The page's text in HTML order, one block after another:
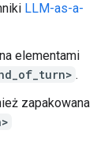
LLM-as-a-
elementami
.
zapakowana